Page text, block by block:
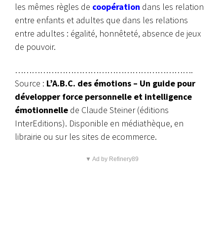
les mêmes règles de coopération dans les relation
entre enfants et adultes que dans les relations
entre adultes : égalité, honnêteté, absence de jeux
de pouvoir.
……………………………………………………….
Source : L’A.B.C. des émotions – Un guide pour
développer force personnelle et intelligence
émotionnelle de Claude Steiner (éditions
InterEditions). Disponible en médiathèque, en
librairie ou sur les sites de ecommerce.
▼ Ad by Refinery89